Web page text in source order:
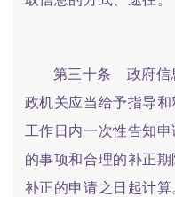
第三十条 政府信
政机关应当给予指导
工作日内一次性告知
的事项和合理的补正
补正的申请之日起计